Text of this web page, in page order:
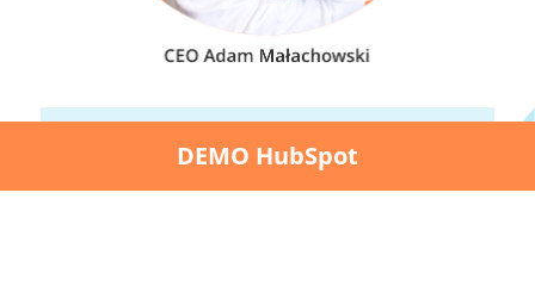
DEMO HubSpot